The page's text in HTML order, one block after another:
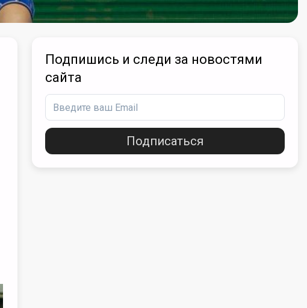
Подпишись и следи за новостями
сайта
Подписаться